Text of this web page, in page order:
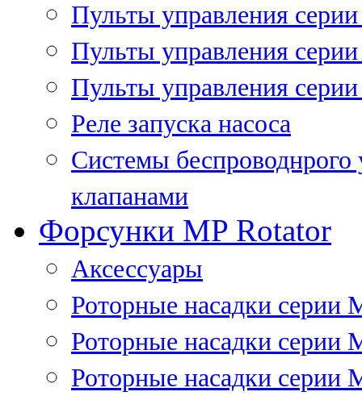
Пульты управления
Пульты управления
Пульты управления
Реле запуска насоса
Системы
клапанами
Форсунки MP Rotator
Аксессуары
Роторные насадки серии
Роторные насадки серии
Роторные насадки серии